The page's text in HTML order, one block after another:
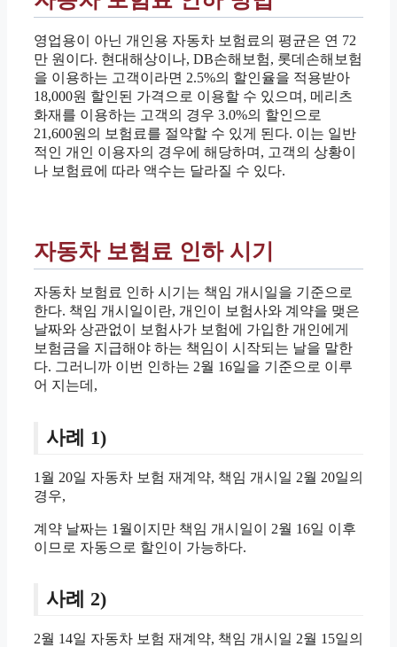
영업용이 아닌 개인용 자동차 보험료의 평균은 연 72
만 원이다. 현대해상이나, DB손해보험, 롯데손해보험
을 이용하는 고객이라면 2.5%의 할인율을 적용받아
18,000원 할인된 가격으로 이용할 수 있으며, 메리츠
화재를 이용하는 고객의 경우 3.0%의 할인으로
21,600원의 보험료를 절약할 수 있게 된다. 이는 일반
적인 개인 이용자의 경우에 해당하며, 고객의 상황이
나 보험료에 따라 액수는 달라질 수 있다.
자동차 보험료 인하 시기
자동차 보험료 인하 시기는 책임 개시일을 기준으로
한다. 책임 개시일이란, 개인이 보험사와 계약을 맺은
날짜와 상관없이 보험사가 보험에 가입한 개인에게
보험금을 지급해야 하는 책임이 시작되는 날을 말한
다. 그러니까 이번 인하는 2월 16일을 기준으로 이루
어 지는데,
사례 1)
1월 20일 자동차 보험 재계약, 책임 개시일 2월 20일의
경우,
계약 날짜는 1월이지만 책임 개시일이 2월 16일 이후
이므로 자동으로 할인이 가능하다.
사례 2)
2월 14일 자동차 보험 재계약, 책임 개시일 2월 15일의